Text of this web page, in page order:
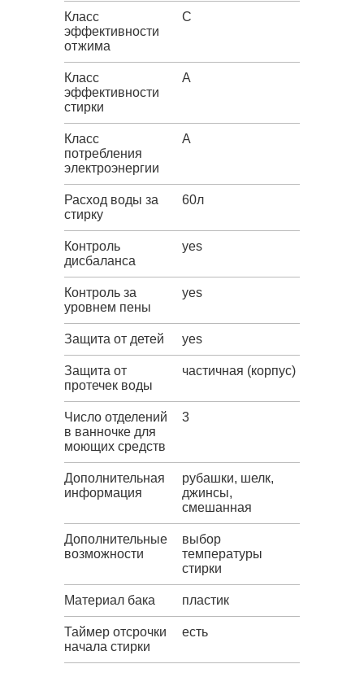
Класс
эффективности
отжима
C
Класс
эффективности
стирки
A
Класс
потребления
электроэнергии
A
Расход воды за
стирку
60л
Контроль
дисбаланса
yes
Контроль за
уровнем пены
yes
Защита от детей yes
Защита от
протечек воды
частичная (корпус)
Число отделений
в ванночке для
моющих средств
3
Дополнительная
информация
рубашки, шелк,
джинсы,
смешанная
Дополнительные
возможности
выбор
температуры
стирки
Материал бака пластик
Таймер отсрочки
начала стирки
есть